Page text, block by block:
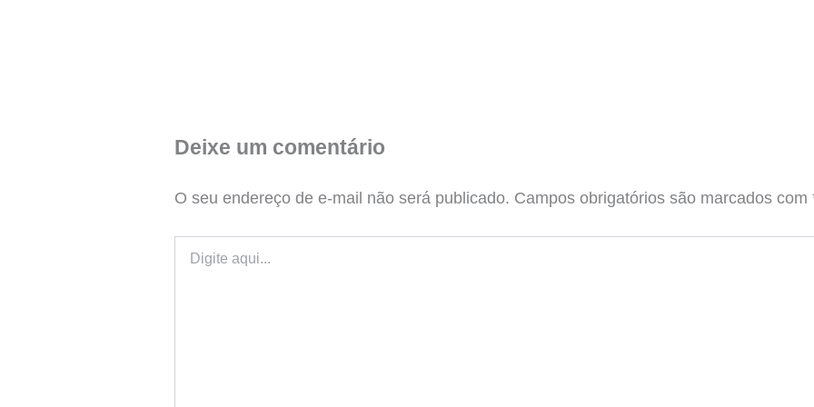
Deixe um comentário
O seu endereço de e-mail não será publicado. Campos obrigatórios são marcados com
aqui...